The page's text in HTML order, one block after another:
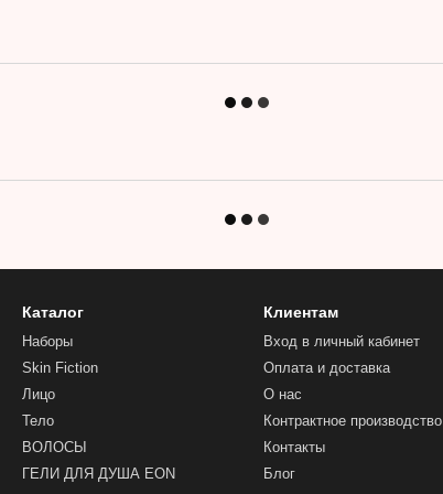
Каталог
Наборы
Skin Fiction
Лицо
Тело
ВОЛОСЫ
ГЕЛИ ДЛЯ ДУША EON
Клиентам
Вход в личный кабинет
Оплата и доставка
О нас
Контрактное производство
Контакты
Блог